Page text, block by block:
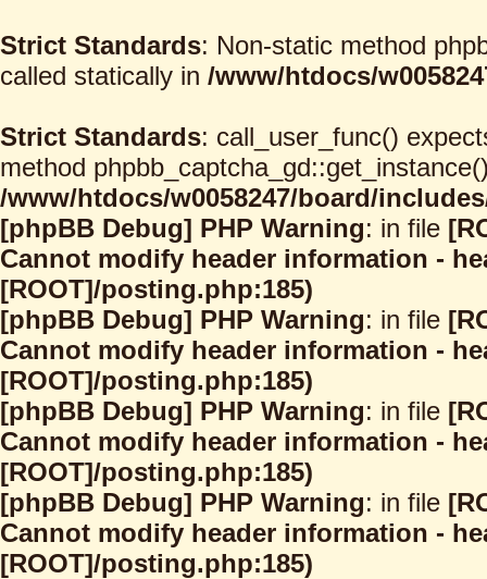
Strict Standards: Non-static method
called statically in /www/htdocs/
Strict Standards: call_user_func()
method
/www/htdocs/w0058247/board/
[phpBB Debug] PHP Warning: in file
Cannot modify header information -
[ROOT]/posting.php:185)
[phpBB Debug] PHP Warning: in file
Cannot modify header information -
[ROOT]/posting.php:185)
[phpBB Debug] PHP Warning: in file
Cannot modify header information -
[ROOT]/posting.php:185)
[phpBB Debug] PHP Warning: in file
Cannot modify header information -
[ROOT]/posting.php:185)